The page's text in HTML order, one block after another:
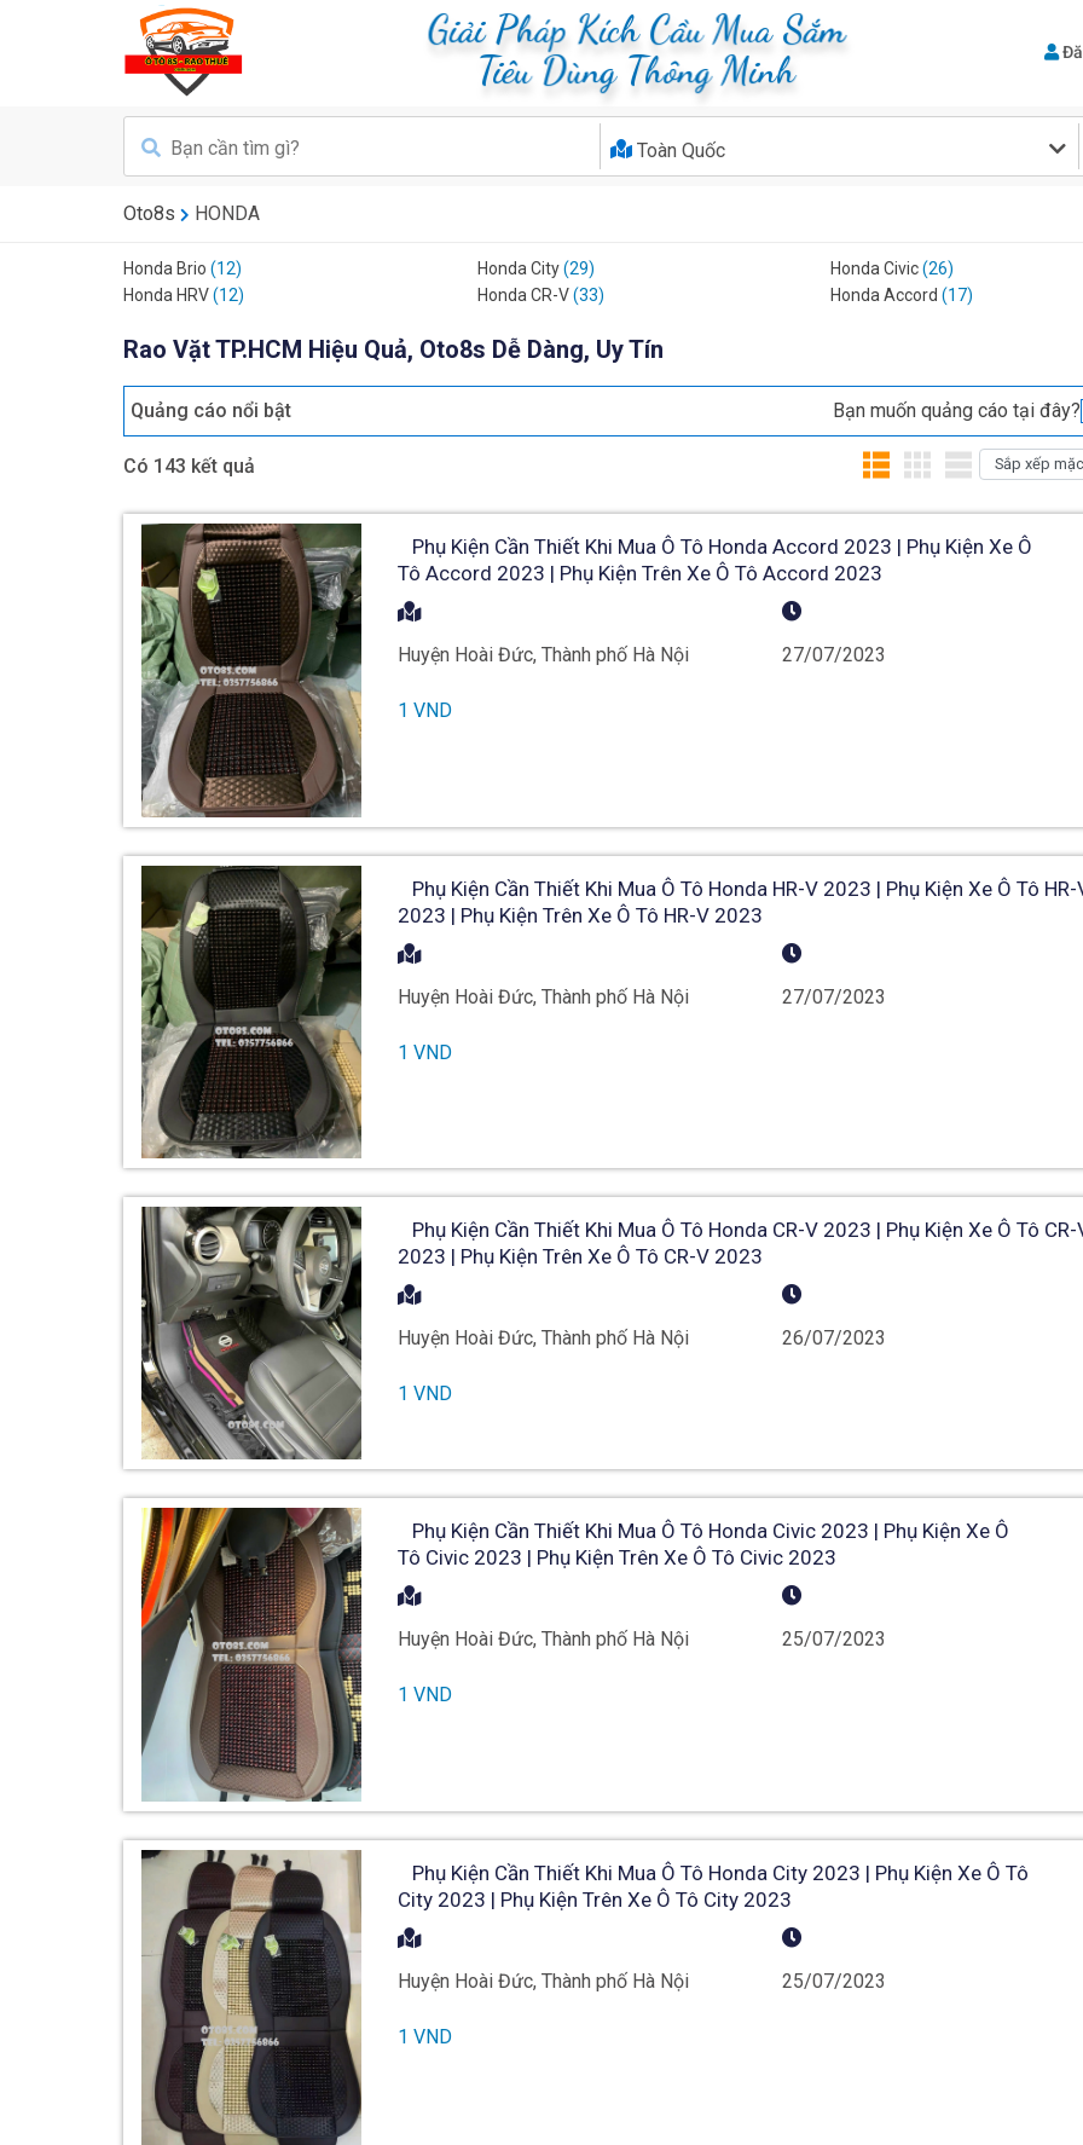
Giải Pháp Kích Cầu Mua Sắm
Tiêu Dùng Thông Minh
Toàn Quốc
Oto8s HONDA
Honda Brio (12) Honda City(29) Honda Civic(26)
Honda HRV(12) Honda CR-V(33) Honda Accord (17)
Rao Vặt TP.HCM Hiệu Quả, Oto8s Dễ Dàng, Uy Tín
Quảng cáo nổi bật Bạn muốn quảng cáo tại đây?
Có 143 kết quả
Phụ Kiện Cần Thiết Khi Mua Ô Tô Honda Accord 2023 | Phụ Kiện Xe Ô
Tô Accord 2023 | Phụ Kiện Trên Xe Ô Tô Accord 2023
Huyện Hoài Đức, Thành phố Hà Nội 27/07/2023
1 VND
Phụ Kiện Cần Thiết Khi Mua Ô Tô Honda HR-V 2023 | Phụ Kiện Xe Ô Tô HR-
2023 | Phụ Kiện Trên Xe Ô Tô HR-V 2023
Huyện Hoài Đức, Thành phố Hà Nội 27/07/2023
1 VND
Phụ Kiện Cần Thiết Khi Mua Ô Tô Honda CR-V 2023 | Phụ Kiện Xe Ô Tô CR-
2023 | Phụ Kiện Trên Xe Ô Tô CR-V 2023
Huyện Hoài Đức, Thành phố Hà Nội 26/07/2023
1 VND
Phụ Kiện Cần Thiết Khi Mua Ô Tô Honda Civic 2023 | Phụ Kiện Xe Ô
Tô Civic 2023 | Phụ Kiện Trên Xe Ô Tô Civic 2023
Huyện Hoài Đức, Thành phố Hà Nội 25/07/2023
1 VND
Phụ Kiện Cần Thiết Khi Mua Ô Tô Honda City 2023 | Phụ Kiện Xe Ô Tô
City 2023 | Phụ Kiện Trên Xe Ô Tô City 2023
Huyện Hoài Đức, Thành phố Hà Nội 25/07/2023
1 VND